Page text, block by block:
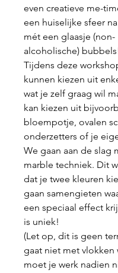
even creatieve me-
een huiselijke sfeer
mét een glaasje (non-
alcoholische)
Tijdens deze
kunnen kiezen uit
wat je zelf graag wil
kan kiezen uit
bloempotje, ovalen
onderzetters of je
We gaan aan de slag
marble techniek. Dit
dat je twee kleuren
gaan samengieten
een speciaal effect
is uniek!
(Let op, dit is geen
gaat niet met vlokken
moet je werk nadien